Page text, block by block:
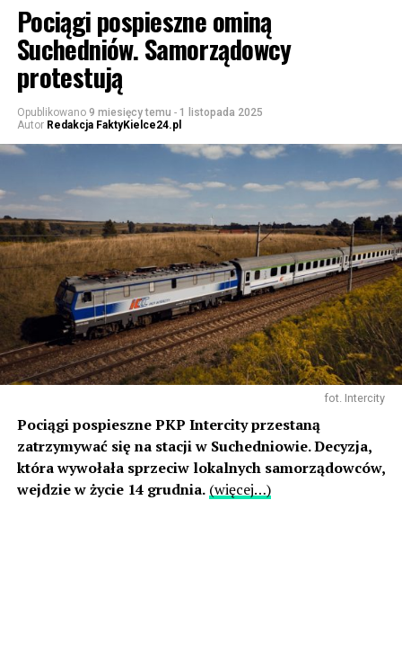
Pociągi pospieszne ominą
Suchedniów. Samorządowcy
protestują
Opublikowano 9 miesięcy temu - 1 listopada 2025
Autor Redakcja FaktyKielce24.pl
fot. Intercity
Pociągi pospieszne PKP Intercity przestaną
zatrzymywać się na stacji w Suchedniowie. Decyzja,
która wywołała sprzeciw lokalnych samorządowców,
wejdzie w życie 14 grudnia. (więcej…)